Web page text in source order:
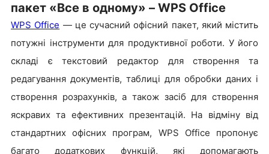
пакет «Все в одному» – WPS Office
WPS Office — це сучасний офісний пакет, який містить
потужні інструменти для продуктивної роботи. У його
складі є текстовий редактор для створення та
редагування документів, таблиці для обробки даних і
створення розрахунків, а також засіб для створення
яскравих та ефективних презентацій. На відміну від
стандартних офісних програм, WPS Office пропонує
багато додаткових функцій, які допомагають